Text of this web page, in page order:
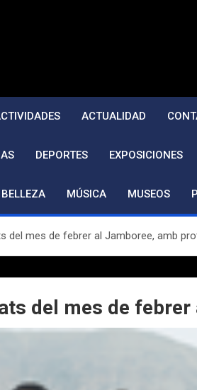
ACTUALIDAD
DEPORTES EXPOSICIONES
MÚSICA MUSEOS
del mes de febrer al Jamboree, amb
del mes de